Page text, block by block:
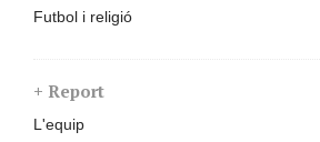
Futbol i religió
+ Report
L'equip